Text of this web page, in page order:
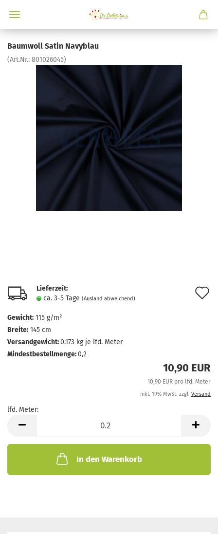
Baumwoll Satin Navyblau
(Art.Nr.: 801026045)
Lieferzeit:
ca. 3-5 Tage (Ausland abweichend)
Gewicht: 115 g/m²
Breite: 145 cm
Versandgewicht:0.173 kg je lfd. Meter
Mindestbestellmenge:0,2
10,90 EUR
10,90 EUR pro lfd. Meter
inkl. 19% MwSt. zzgl. Versand
lfd. Meter:
Meter
In den Warenkorb